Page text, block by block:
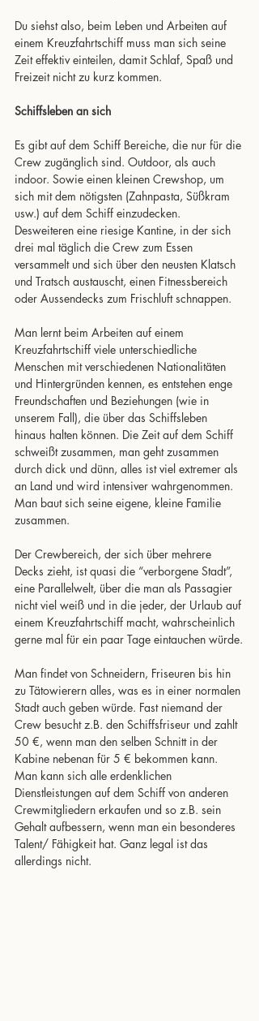
Du siehst also, beim Leben und Arbeiten auf
einem Kreuzfahrtschiff muss man sich seine
Zeit effektiv einteilen, damit Schlaf, Spaß und
Freizeit nicht zu kurz kommen.
Schiffsleben an sich
Es gibt auf dem Schiff Bereiche, die nur für die
Crew zugänglich sind. Outdoor, als auch
indoor. Sowie einen kleinen Crewshop, um
sich mit dem nötigsten (Zahnpasta, Süßkram
usw.) auf dem Schiff einzudecken.
Desweiteren eine riesige Kantine, in der sich
drei mal täglich die Crew zum Essen
versammelt und sich über den neusten Klatsch
und Tratsch austauscht, einen Fitnessbereich
oder Aussendecks zum Frischluft schnappen.
Man lernt beim Arbeiten auf einem
Kreuzfahrtschiff viele unterschiedliche
Menschen mit verschiedenen Nationalitäten
und Hintergründen kennen, es entstehen enge
Freundschaften und Beziehungen (wie in
unserem Fall), die über das Schiffsleben
hinaus halten können. Die Zeit auf dem Schiff
schweißt zusammen, man geht zusammen
durch dick und dünn, alles ist viel extremer als
an Land und wird intensiver wahrgenommen.
Man baut sich seine eigene, kleine Familie
zusammen.
Der Crewbereich, der sich über mehrere
Decks zieht, ist quasi die “verborgene Stadt”,
eine Parallelwelt, über die man als Passagier
nicht viel weiß und in die jeder, der Urlaub auf
einem Kreuzfahrtschiff macht, wahrscheinlich
gerne mal für ein paar Tage eintauchen würde.
Man findet von Schneidern, Friseuren bis hin
zu Tätowierern alles, was es in einer normalen
Stadt auch geben würde. Fast niemand der
Crew besucht z.B. den Schiffsfriseur und zahlt
50 €, wenn man den selben Schnitt in der
Kabine nebenan für 5 € bekommen kann.
Man kann sich alle erdenklichen
Dienstleistungen auf dem Schiff von anderen
Crewmitgliedern erkaufen und so z.B. sein
Gehalt aufbessern, wenn man ein besonderes
Talent/ Fähigkeit hat. Ganz legal ist das
allerdings nicht.